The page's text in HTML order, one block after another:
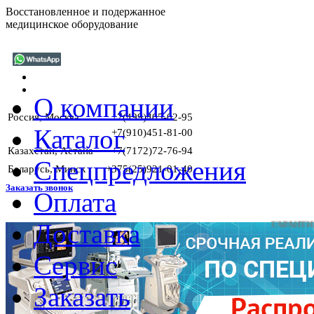
Восстановленное и подержанное
медицинское оборудование
Россия, Москва
+7(499)405-02-95
+7(910)451-81-00
Казахстан, Астана
+7(7172)72-76-94
Беларусь, Минск
+375(25)921-01-40
Заказать звонок
ГАРАНТИИ НА
О компании
Каталог
Спецпредложения
Оплата
Доставка
Сервис
Заказать